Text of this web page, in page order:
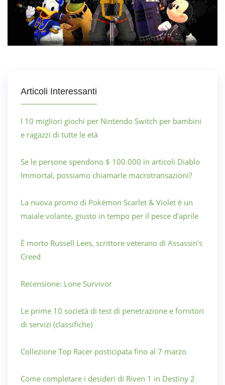
Articoli Interessanti
I 10 migliori giochi per Nintendo Switch per bambini
e ragazzi di tutte le età
Se le persone spendono $ 100.000 in articoli Diablo
Immortal, possiamo chiamarle macrotransazioni?
La nuova promo di Pokémon Scarlet & Violet è un
maiale volante, giusto in tempo per il pesce d'aprile
È morto Russell Lees, scrittore veterano di Assassin's
Creed
Recensione: Lone Survivor
Le prime 10 società di test di penetrazione e fornitori
di servizi (classifiche)
Collezione Top Racer posticipata fino al 7 marzo
Come completare i desideri di Riven 1 in Destiny 2